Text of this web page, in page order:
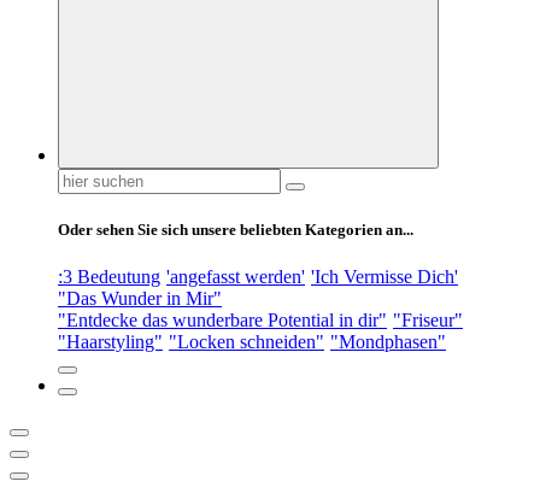
Suchen
nach:
Oder sehen Sie sich unsere beliebten Kategorien an...
:3 Bedeutung 'angefasst werden' 'Ich Vermisse Dich'
"Das Wunder in Mir"
"Entdecke das wunderbare Potential in dir" "Friseur"
"Haarstyling" "Locken schneiden" "Mondphasen"